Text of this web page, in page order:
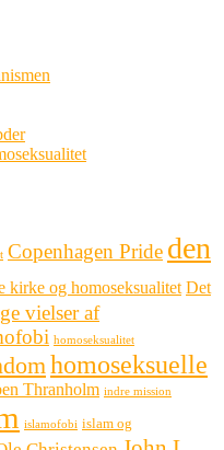
Copenhagen Pride den
kirke og homoseksualitet Det
vielser af
homoseksualitet
homoseksuelle
Thranholm indre mission
islamofobi islam og